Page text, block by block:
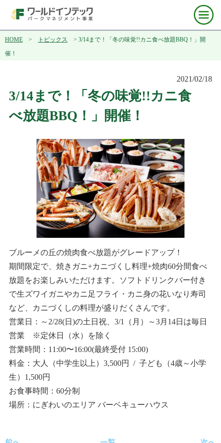
HOME > トピックス > 3/14まで！「冬の味覚!!カニ食べ放題BBQ！」開
催！
2021/02/18
3/14まで！「冬の味覚!!カニ食
べ放題BBQ！」開催！
ブルーメの丘の焼肉食べ放題がグレードアップ！
期間限定で、焼きガニ+カニづくし料理+焼肉60分間食べ
放題をお楽しみいただけます。ソフトドリンクバー付き
で生ズワイガニやカニ足フライ・カニ身の花いなり寿司
など、カニづくしの料理が盛りだくさんです。
営業日：～2/28(日)の土日祝、3/1（月）～3月14日は毎日
営業 ※定休日（水）を除く
営業時間：11:00〜16:00(最終受付 15:00)
料金：大人（中学生以上）3,500円 / 子ども（4歳～小学
生）1,500円
お食事時間：60分制
場所：にぎわいのエリア バーベキューハウス